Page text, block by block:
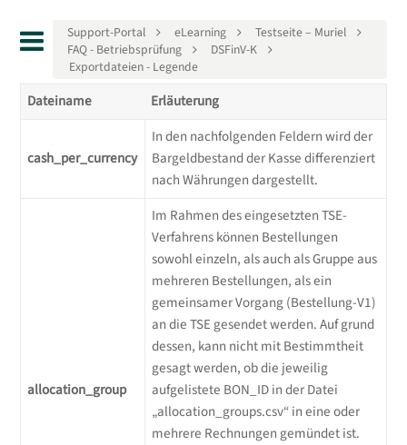
Support-Portal eLearning
Testseite – Muriel
FAQ - Betriebsprüfung
DSFinV-K
Exportdateien - Legende
Dateiname Erläuterung
cash_per_currency
In den nachfolgenden Feldern wird der
Bargeldbestand der Kasse differenziert
nach Währungen dargestellt.
allocation_group
Im Rahmen des eingesetzten TSE-
Verfahrens können Bestellungen
sowohl einzeln, als auch als Gruppe aus
mehreren Bestellungen, als ein
gemeinsamer Vorgang (Bestellung-V1)
an die TSE gesendet werden. Auf grund
dessen, kann nicht mit Bestimmtheit
gesagt werden, ob die jeweilig
aufgelistete BON_ID in der Datei
„allocation_groups.csv“ in eine oder
mehrere Rechnungen gemündet ist.